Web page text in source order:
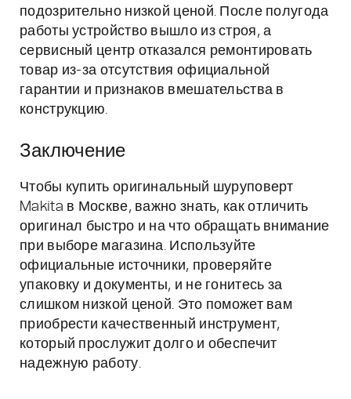
подозрительно низкой ценой. После полугода
работы устройство вышло из строя, а
сервисный центр отказался ремонтировать
товар из-за отсутствия официальной
гарантии и признаков вмешательства в
конструкцию.
Заключение
Чтобы купить оригинальный шуруповерт
Makita в Москве, важно знать, как отличить
оригинал быстро и на что обращать внимание
при выборе магазина. Используйте
официальные источники, проверяйте
упаковку и документы, и не гонитесь за
слишком низкой ценой. Это поможет вам
приобрести качественный инструмент,
который прослужит долго и обеспечит
надежную работу.